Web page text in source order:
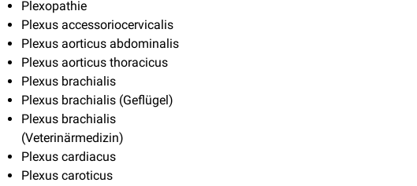
Plexopathie
Plexus accessoriocervicalis
Plexus aorticus abdominalis
Plexus aorticus thoracicus
Plexus brachialis
Plexus brachialis (Geflügel)
Plexus brachialis
(Veterinärmedizin)
Plexus cardiacus
Plexus caroticus